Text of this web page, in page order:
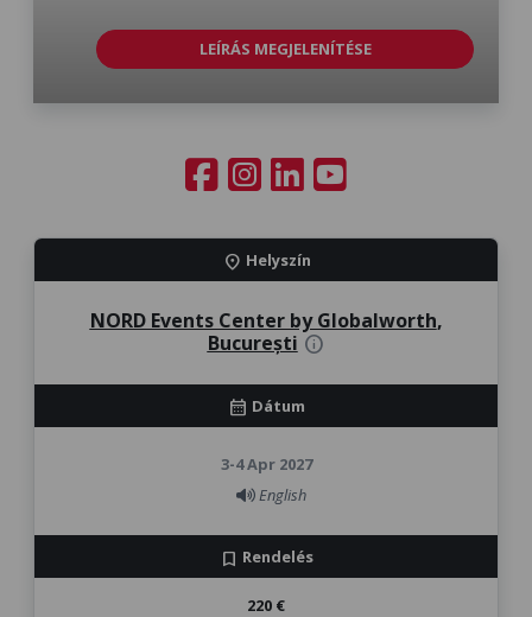
LEÍRÁS MEGJELENÍTÉSE
location_on Helyszín
NORD Events Center by Globalworth,
București info
calendar_month Dátum
3-4 Apr 2027
English
bookmark Rendelés
220 €